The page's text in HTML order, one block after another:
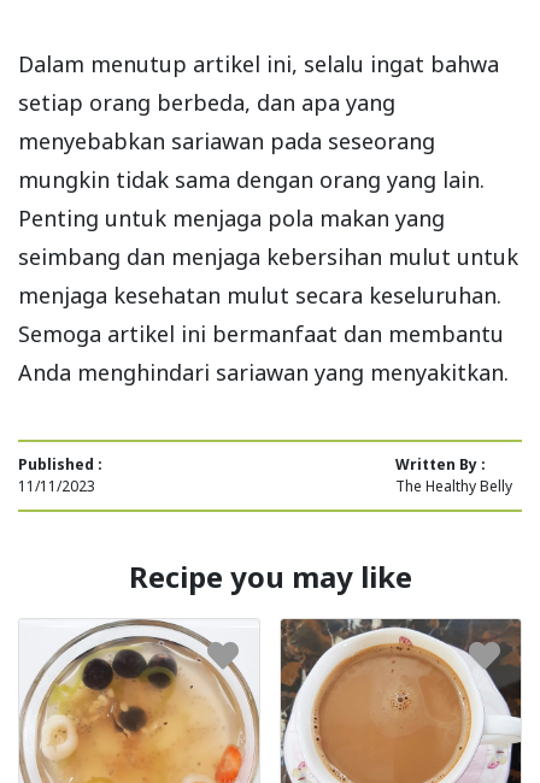
Dalam menutup artikel ini, selalu ingat bahwa
setiap orang berbeda, dan apa yang
menyebabkan sariawan pada seseorang
mungkin tidak sama dengan orang yang lain.
Penting untuk menjaga pola makan yang
seimbang dan menjaga kebersihan mulut untuk
menjaga kesehatan mulut secara keseluruhan.
Semoga artikel ini bermanfaat dan membantu
Anda menghindari sariawan yang menyakitkan.
Published :
11/11/2023
Written By :
The Healthy Belly
Recipe you may like